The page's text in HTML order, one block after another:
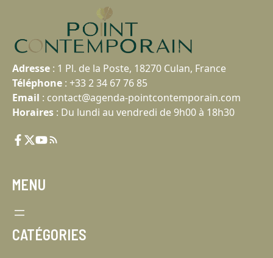
Adresse : 1 Pl. de la Poste, 18270 Culan, France
Téléphone : +33 2 34 67 76 85
Email : contact@agenda-pointcontemporain.com
Horaires : Du lundi au vendredi de 9h00 à 18h30
MENU
CATÉGORIES